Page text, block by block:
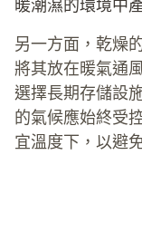
暖潮濕的環境中
另一方面，乾燥
將其放在暖氣通
選擇長期存儲設
的氣候應始終受
宜溫度下，以避